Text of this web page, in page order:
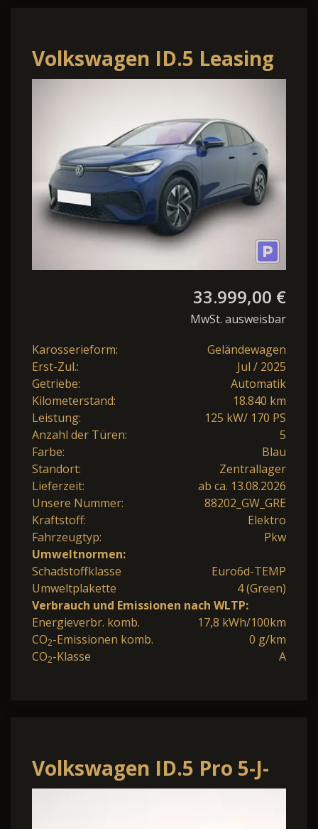
Volkswagen ID.5 Leasing
ab 390EUR 5-J-GAR NAVI
LED WÄRMEPUM
33.999,00 €
MwSt. ausweisbar
Karosserieform:
Geländewagen
Erst-Zul.:
Jul / 2025
Getriebe:
Automatik
Kilometerstand:
18.840 km
Leistung:
125 kW/ 170 PS
Anzahl der Türen:
5
Farbe:
Blau
Standort:
Zentrallager
Lieferzeit:
ab ca. 13.08.2026
Unsere Nummer:
88202_GW_GRE
Kraftstoff:
Elektro
Fahrzeugtyp:
Pkw
Umweltnormen:
Schadstoffklasse
Euro6d-TEMP
Umweltplakette
4 (Green)
Verbrauch und Emissionen nach WLTP:
Energieverbr. komb.
17,8 kWh/100km
CO2-Emissionen komb.
0 g/km
CO2-Klasse A
Volkswagen ID.5 Pro 5-J-
GAR NAVI AHK LED